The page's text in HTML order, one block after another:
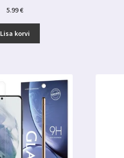
5.99€
Lisa korvi